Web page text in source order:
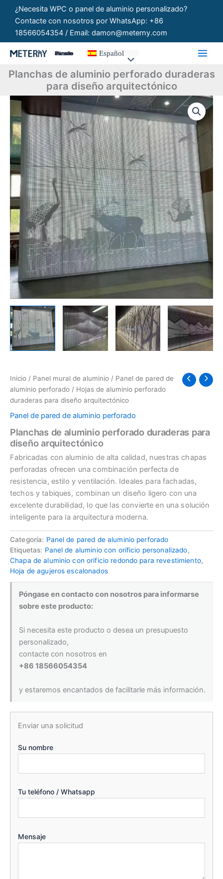
contenido
¿Necesita WPC o panel de aluminio personalizado?
Contacte con nosotros por WhatsApp: +86
18566054354 / Email: damon@meterny.com
Paneles Personalizados Español
Planchas de aluminio perforado duraderas
para diseño arquitectónico
Inicio / Panel mural de aluminio / Panel de pared de
aluminio perforado / Hojas de aluminio perforado
duraderas para diseño arquitectónico
Panel de pared de aluminio perforado
Planchas de aluminio perforado duraderas para
diseño arquitectónico
Fabricadas con aluminio de alta calidad, nuestras chapas
perforadas ofrecen una combinación perfecta de
resistencia, estilo y ventilación. Ideales para fachadas,
techos y tabiques, combinan un diseño ligero con una
excelente durabilidad, lo que las convierte en una solución
inteligente para la arquitectura moderna.
Categoría: Panel de pared de aluminio perforado
Etiquetas: Panel de aluminio con orificio personalizado,
Chapa de aluminio con orificio redondo para revestimiento,
Hoja de agujeros escalonados
Póngase en contacto con nosotros para informarse
sobre este producto:
Si necesita este producto o desea un presupuesto
personalizado,
contacte con nosotros en
+86 18566054354
y estaremos encantados de facilitarle más información.
Enviar una solicitud
Su nombre
Tu teléfono / Whatsapp
Mensaje